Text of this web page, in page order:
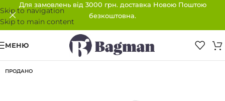
Skip to navigation
Skip to main content
Для замовлень від 3000 грн. доставка Новою Поштою
безкоштовна.
МЕНЮ
ПРОДАНО